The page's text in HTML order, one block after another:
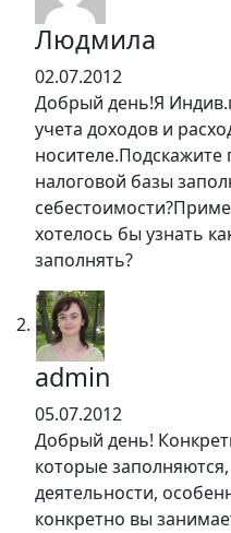
Людмила
02.07.2012
Добрый день!Я
учета доходов и
носителе.Подскажите
налоговой базы
хотелось бы узнать
заполнять?
admin
05.07.2012
Добрый день!
которые
деятельности,
конкретно вы